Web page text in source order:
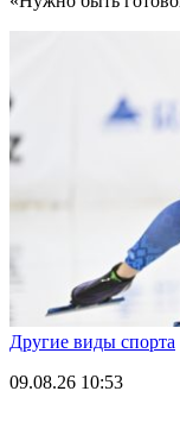
Другие виды спорта
09.08.26 10:53